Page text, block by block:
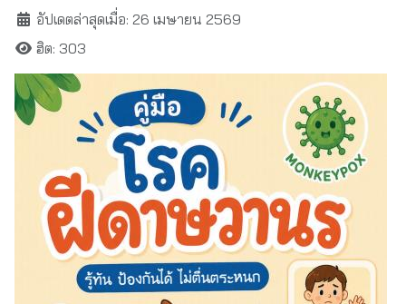
อัปเดตล่าสุดเมื่อ: 26 เมษายน 2569
ฮิต: 303